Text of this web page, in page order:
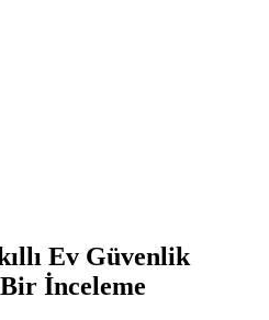
Ev Güvenlik
İnceleme